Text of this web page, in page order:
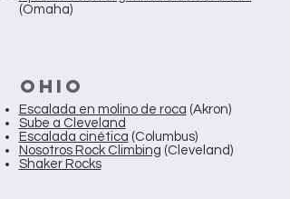
(Omaha)
OHIO
Escalada en molino de roca (Akron)
Sube a Cleveland
Escalada cinética (Columbus)
Nosotros Rock Climbing (Cleveland)
Shaker Rocks